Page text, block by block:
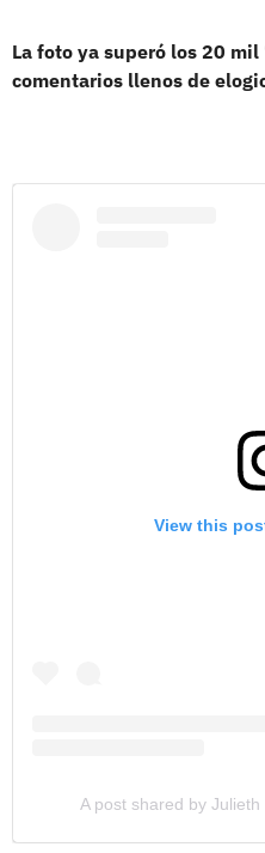
La foto ya superó los 20 mil
comentarios llenos de
View this
A post shared by